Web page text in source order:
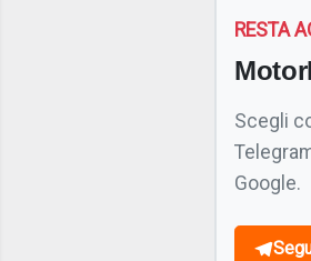
RESTA
Scegli
Google.